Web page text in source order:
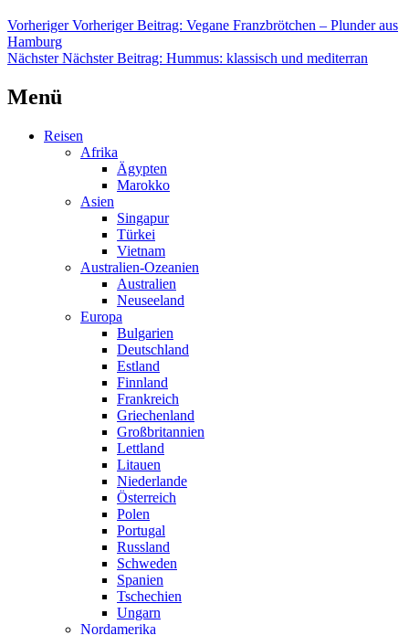
Vorheriger Vorheriger Beitrag: Vegane Franzbrötchen – Plunder aus
Hamburg
Nächster Nächster Beitrag: Hummus: klassisch und mediterran
Menü
Reisen
Afrika
Ägypten
Marokko
Asien
Singapur
Türkei
Vietnam
Australien-Ozeanien
Australien
Neuseeland
Europa
Bulgarien
Deutschland
Estland
Finnland
Frankreich
Griechenland
Großbritannien
Lettland
Litauen
Niederlande
Österreich
Polen
Portugal
Russland
Schweden
Spanien
Tschechien
Ungarn
Nordamerika